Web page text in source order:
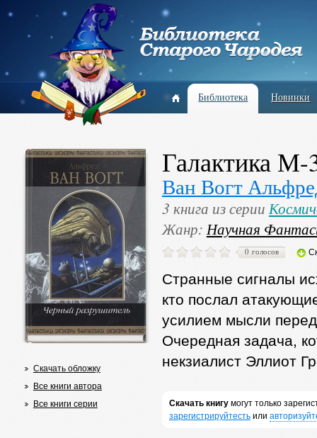
Библиотека Новинки
Скачать обложку
Все книги автора
Все книги серии
Галактика
Ван Вогт
3 книга из серии
Жанр:Научная
0 голосов
Странные сигналы
кто послал
усилием мысли
Очередная задача,
некзиалист Эллиот
Скачать книгумогут только
зарегистрируйтестьили